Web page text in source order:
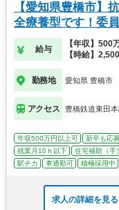
【愛知県豊橋市】
全療養型です！委
す。
給与
【年収】500
【時給】
勤務地 愛知県 豊橋市
アクセス 豊橋鉄道東田
年収500万円以上可 新卒も応
残業月10ｈ以下
住宅補助（手
駅チカ
車通勤可 積極採用中
求人の詳細を見る